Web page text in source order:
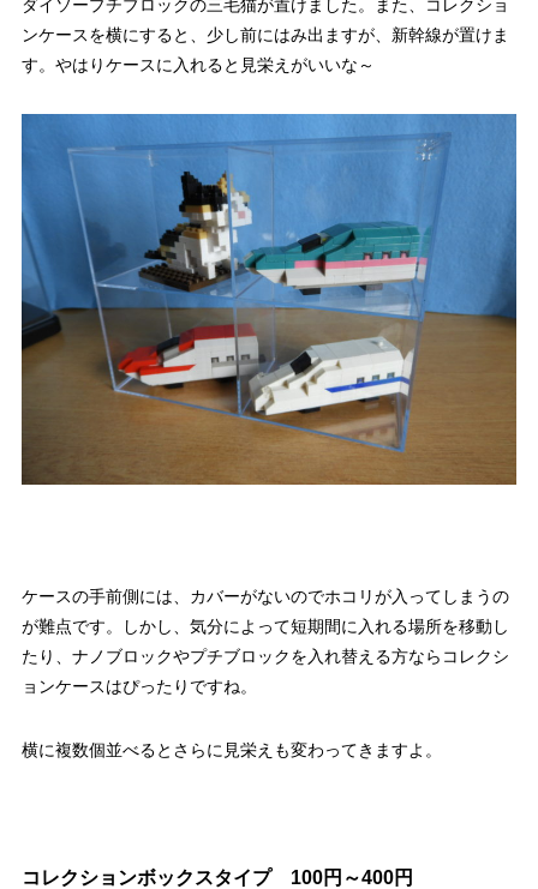
ダイソープチブロックの三毛猫が置けました。また、コレクショ
ンケースを横にすると、少し前にはみ出ますが、新幹線が置けま
す。やはりケースに入れると見栄えがいいな～
ケースの手前側には、カバーがないのでホコリが入ってしまうの
が難点です。しかし、気分によって短期間に入れる場所を移動し
たり、ナノブロックやプチブロックを入れ替える方ならコレクシ
ョンケースはぴったりですね。
横に複数個並べるとさらに見栄えも変わってきますよ。
コレクションボックスタイプ 100円～400円